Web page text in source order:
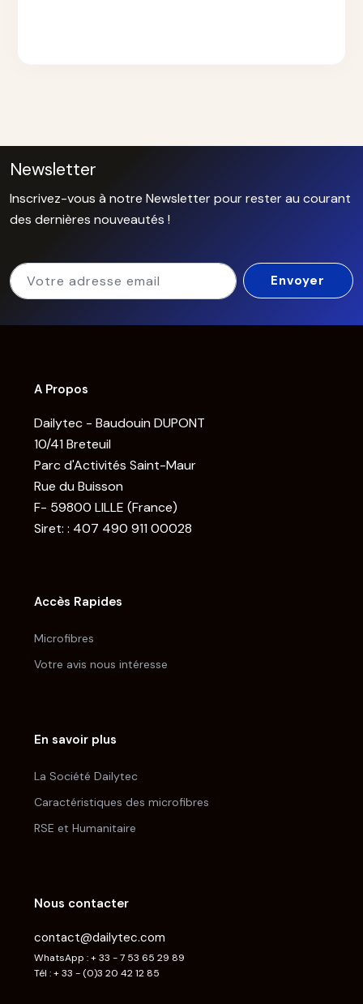
Newsletter
Inscrivez-vous à notre Newsletter pour rester au courant
des dernières nouveautés !
A Propos
Dailytec - Baudouin DUPONT
10/41 Breteuil
Parc d'Activités Saint-Maur
Rue du Buisson
F- 59800 LILLE (France)
Siret: : 407 490 911 00028
Accès Rapides
Microfibres
Votre avis nous intéresse
En savoir plus
La Société Dailytec
Caractéristiques des microfibres
RSE et Humanitaire
Nous contacter
contact@dailytec.com
WhatsApp : + 33 - 7 53 65 29 89
Tél : + 33 - (0)3 20 42 12 85